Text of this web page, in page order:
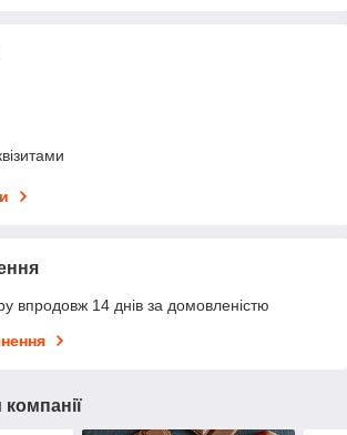
впродовж 14 днів за домовленістю
компанії